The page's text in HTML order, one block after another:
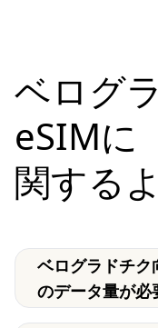
ベログ
eSIMに
関する
ベログラドチ
のデータ量が必